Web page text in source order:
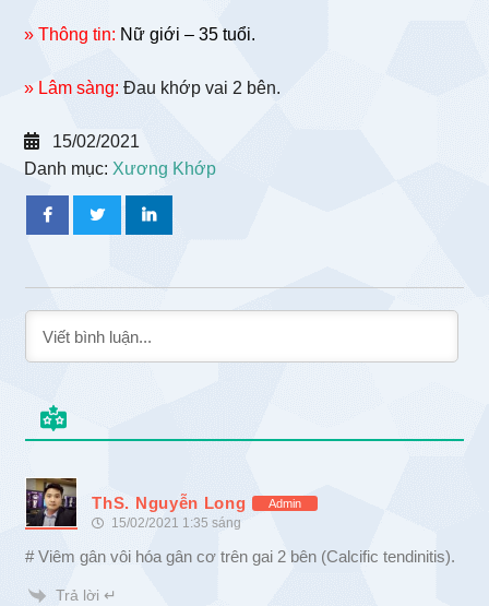
» Thông tin: Nữ giới – 35 tuổi.
» Lâm sàng: Đau khớp vai 2 bên.
15/02/2021
Danh mục: Xương Khớp
ThS. Nguyễn Long Admin
15/02/2021 1:35 sáng
# Viêm gân vôi hóa gân cơ trên gai 2 bên (Calcific tendinitis).
Trả lời ↵